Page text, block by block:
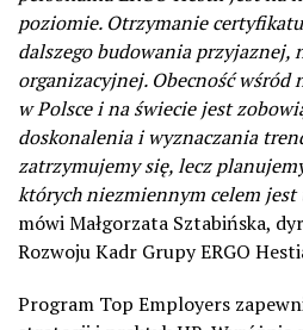
poziomie. Otrzymanie
dalszego budowania przyjaznej,
organizacyjnej. Obecność wśród
w Polsce i na świecie jest
doskonalenia i wyznaczania
zatrzymujemy się, lecz
których niezmiennym celem jest
mówi Małgorzata Sztabińska,
Rozwoju Kadr Grupy ERGO
Program Top Employers